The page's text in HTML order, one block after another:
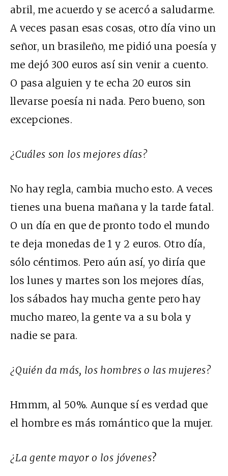
abril, me acuerdo y se acercó a saludarme.
A veces pasan esas cosas, otro día vino un
señor, un brasileño, me pidió una poesía y
me dejó 300 euros así sin venir a cuento.
O pasa alguien y te echa 20 euros sin
llevarse poesía ni nada. Pero bueno, son
excepciones.
¿Cuáles son los mejores días?
No hay regla, cambia mucho esto. A veces
tienes una buena mañana y la tarde fatal.
O un día en que de pronto todo el mundo
te deja monedas de 1 y 2 euros. Otro día,
sólo céntimos. Pero aún así, yo diría que
los lunes y martes son los mejores días,
los sábados hay mucha gente pero hay
mucho mareo, la gente va a su bola y
nadie se para.
¿Quién da más, los hombres o las mujeres?
Hmmm, al 50%. Aunque sí es verdad que
el hombre es más romántico que la mujer.
¿La gente mayor o los jóvenes?